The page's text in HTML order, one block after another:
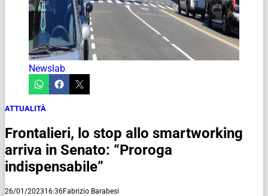
Newslab
ATTUALITÀ
Frontalieri, lo stop allo smartworking
arriva in Senato: “Proroga
indispensabile”
26/01/202316:36Fabrizio Barabesi